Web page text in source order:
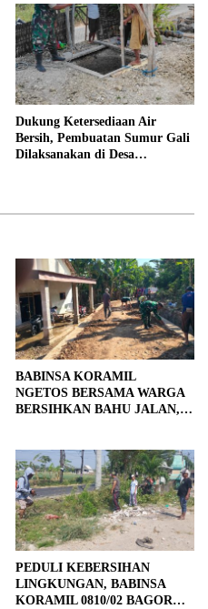
BAKTI
Dukung Ketersediaan Air
Bersih, Pembuatan Sumur Gali
Dilaksanakan di Desa
BABINSA KORAMIL
NGETOS BERSAMA WARGA
BERSIHKAN BAHU JALAN,
PEDULI KEBERSIHAN
LINGKUNGAN, BABINSA
KORAMIL 0810/02 BAGOR